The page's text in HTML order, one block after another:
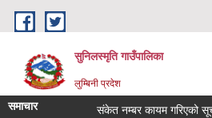
Skip to main content
सुनिलस्मृति गाउँपालिका
लुम्बिनी प्रदेश
समाचार संकेत नम्बर कायम गरिएको सूचना।